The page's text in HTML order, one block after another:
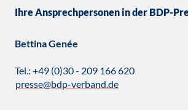
Ihre Ansprechpersonen in der BDP-
Bettina Genée
Tel.: +49 (0)30 - 209 166 620
presse@bdp-verband.de